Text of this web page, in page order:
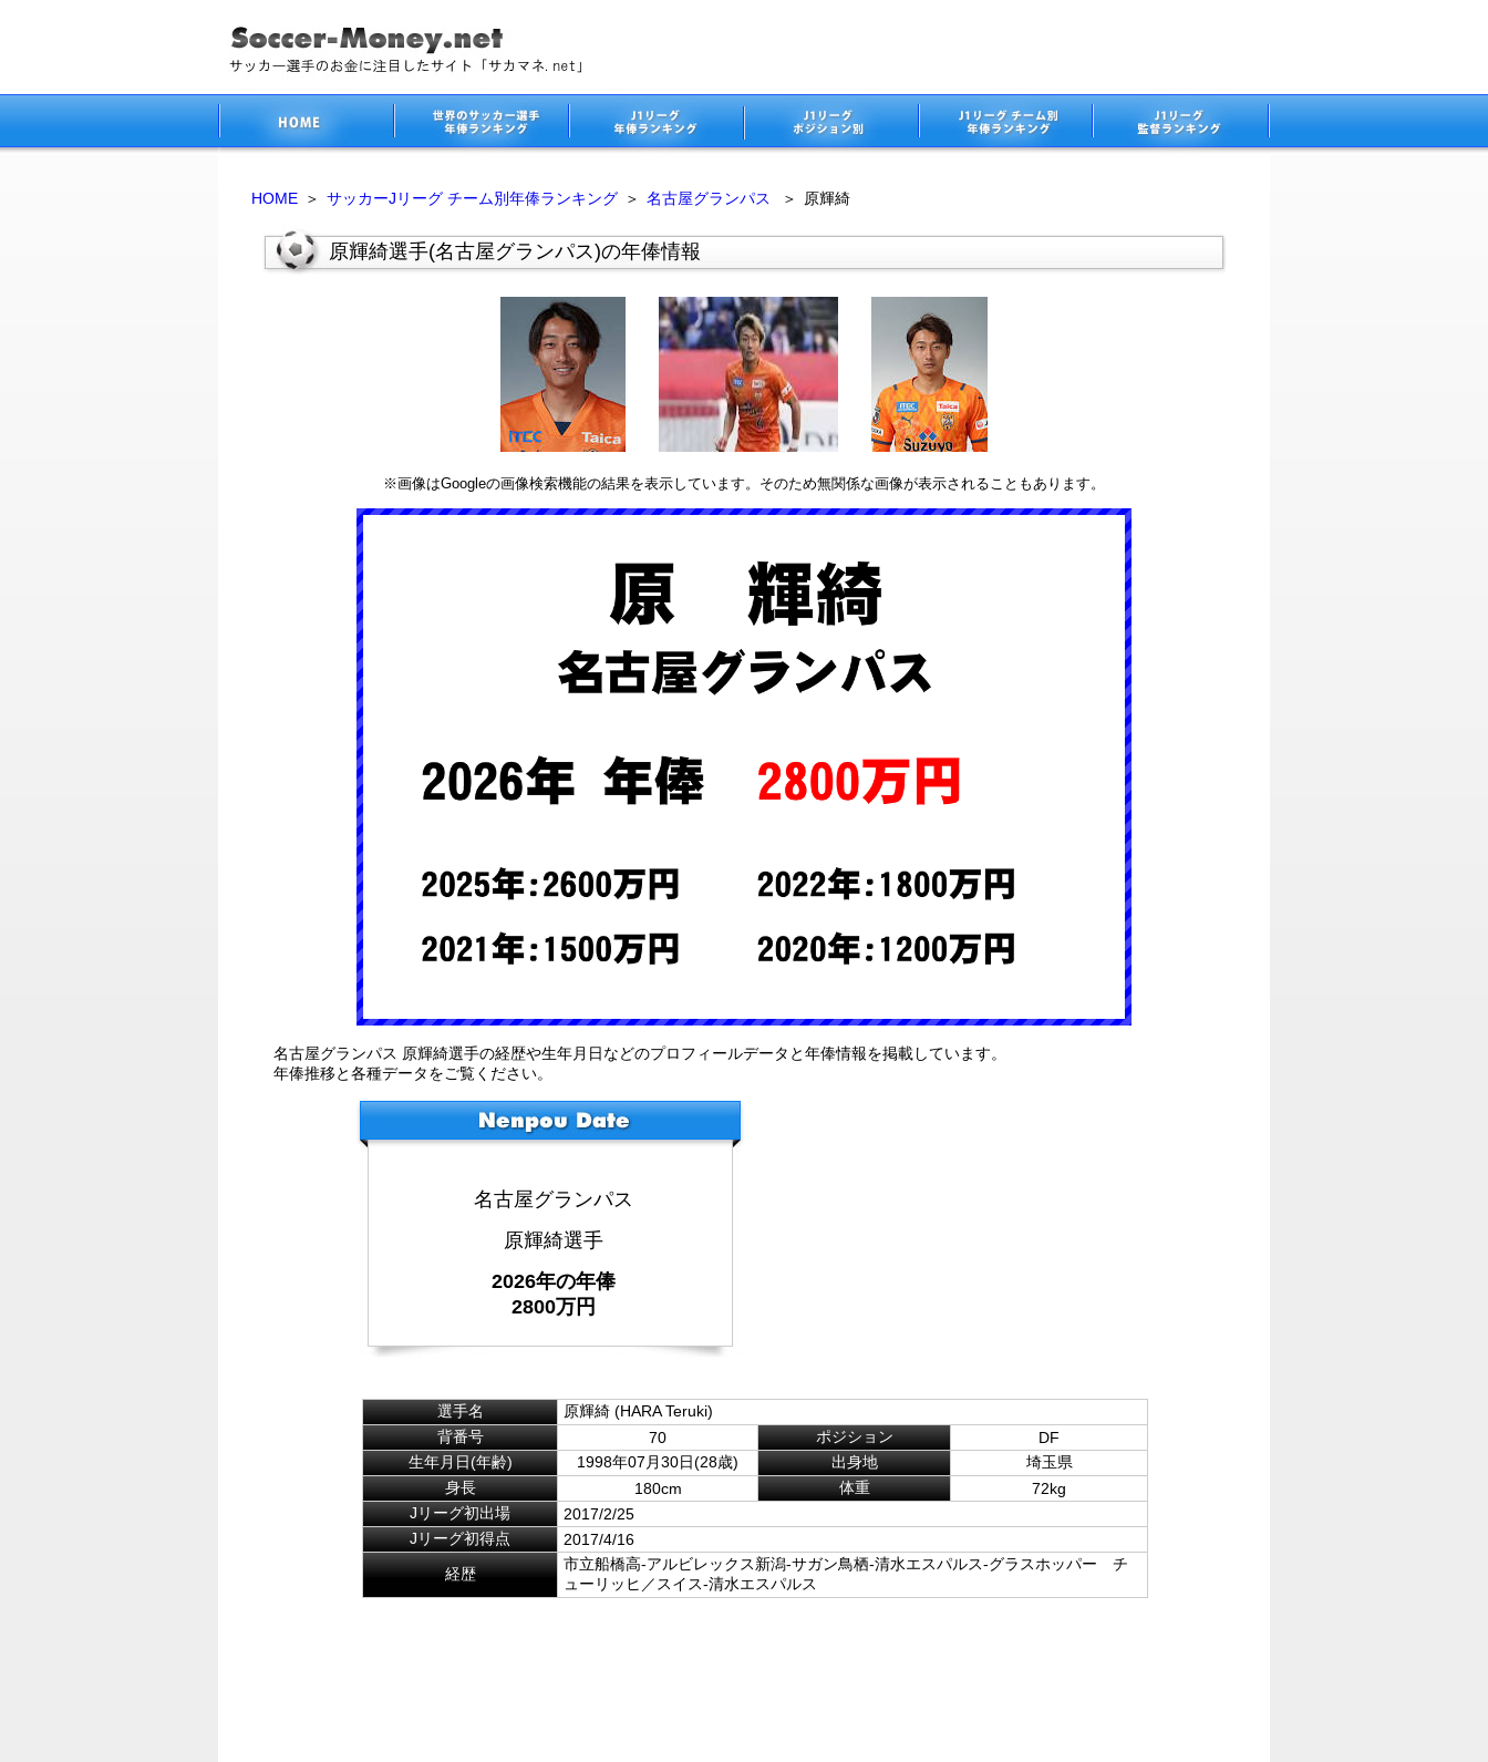
HOME ＞ サッカーJリーグ チーム別年俸ランキング ＞ 名古屋グランパス ＞ 原輝綺
原輝綺選手(名古屋グランパス)の年俸情報
※画像はGoogleの画像検索機能の結果を表示しています。そのため無関係な画像が表示されることもあります。
名古屋グランパス 原輝綺選手の経歴や生年月日などのプロフィールデータと年俸情報を掲載しています。
年俸推移と各種データをご覧ください。
名古屋グランパス
原輝綺選手
2026年の年俸
2800万円
選手名
原輝綺 (HARA Teruki)
背番号
70 ポジション
DF
生年月日(年齢)
1998年07月30日(28歳) 出身地
埼玉県
身長
180cm 体重
72kg
Jリーグ初出場
2017/2/25
Jリーグ初得点
2017/4/16
経歴
市立船橋高-アルビレックス新潟-サガン鳥栖-清水エスパルス-グラスホッパー チ
ューリッヒ／スイス-清水エスパルス